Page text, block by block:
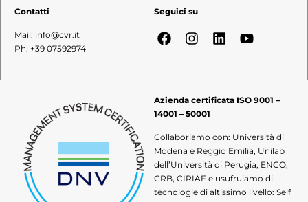
Contatti
Mail: info@cvr.it
Ph. +39 07592974
Seguici su
Azienda certificata ISO 9001 –
14001 – 50001
Collaboriamo con: Università di
Modena e Reggio Emilia, Unilab
dell’Università di Perugia, ENCO,
CRB, CIRIAF e usufruiamo di
tecnologie di altissimo livello: Self